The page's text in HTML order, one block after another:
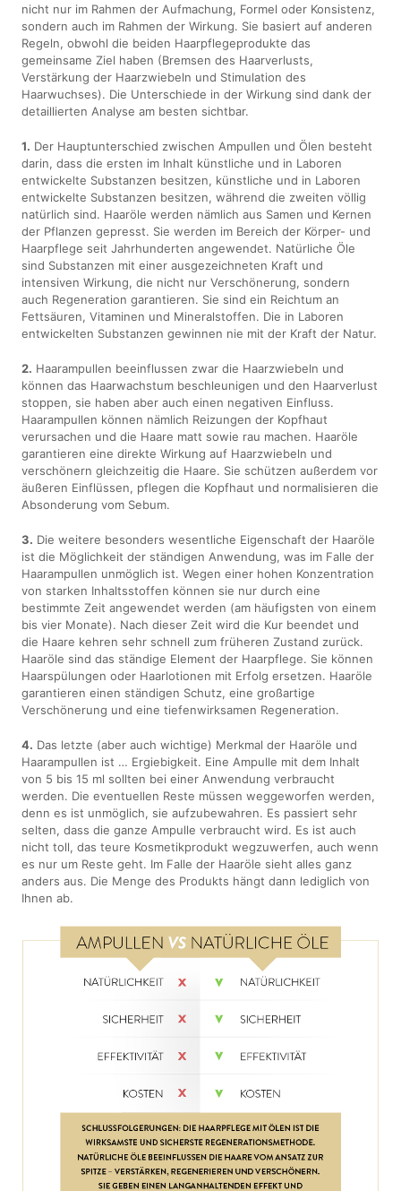
nicht nur im Rahmen der Aufmachung, Formel oder Konsistenz,
sondern auch im Rahmen der Wirkung. Sie basiert auf anderen
Regeln, obwohl die beiden Haarpflegeprodukte das
gemeinsame Ziel haben (Bremsen des Haarverlusts,
Verstärkung der Haarzwiebeln und Stimulation des
Haarwuchses). Die Unterschiede in der Wirkung sind dank der
detaillierten Analyse am besten sichtbar.
1. Der Hauptunterschied zwischen Ampullen und Ölen besteht
darin, dass die ersten im Inhalt künstliche und in Laboren
entwickelte Substanzen besitzen, künstliche und in Laboren
entwickelte Substanzen besitzen, während die zweiten völlig
natürlich sind. Haaröle werden nämlich aus Samen und Kernen
der Pflanzen gepresst. Sie werden im Bereich der Körper- und
Haarpflege seit Jahrhunderten angewendet. Natürliche Öle
sind Substanzen mit einer ausgezeichneten Kraft und
intensiven Wirkung, die nicht nur Verschönerung, sondern
auch Regeneration garantieren. Sie sind ein Reichtum an
Fettsäuren, Vitaminen und Mineralstoffen. Die in Laboren
entwickelten Substanzen gewinnen nie mit der Kraft der Natur.
2. Haarampullen beeinflussen zwar die Haarzwiebeln und
können das Haarwachstum beschleunigen und den Haarverlust
stoppen, sie haben aber auch einen negativen Einfluss.
Haarampullen können nämlich Reizungen der Kopfhaut
verursachen und die Haare matt sowie rau machen. Haaröle
garantieren eine direkte Wirkung auf Haarzwiebeln und
verschönern gleichzeitig die Haare. Sie schützen außerdem vor
äußeren Einflüssen, pflegen die Kopfhaut und normalisieren die
Absonderung vom Sebum.
3. Die weitere besonders wesentliche Eigenschaft der Haaröle
ist die Möglichkeit der ständigen Anwendung, was im Falle der
Haarampullen unmöglich ist. Wegen einer hohen Konzentration
von starken Inhaltsstoffen können sie nur durch eine
bestimmte Zeit angewendet werden (am häufigsten von einem
bis vier Monate). Nach dieser Zeit wird die Kur beendet und
die Haare kehren sehr schnell zum früheren Zustand zurück.
Haaröle sind das ständige Element der Haarpflege. Sie können
Haarspülungen oder Haarlotionen mit Erfolg ersetzen. Haaröle
garantieren einen ständigen Schutz, eine großartige
Verschönerung und eine tiefenwirksamen Regeneration.
4. Das letzte (aber auch wichtige) Merkmal der Haaröle und
Haarampullen ist … Ergiebigkeit. Eine Ampulle mit dem Inhalt
von 5 bis 15 ml sollten bei einer Anwendung verbraucht
werden. Die eventuellen Reste müssen weggeworfen werden,
denn es ist unmöglich, sie aufzubewahren. Es passiert sehr
selten, dass die ganze Ampulle verbraucht wird. Es ist auch
nicht toll, das teure Kosmetikprodukt wegzuwerfen, auch wenn
es nur um Reste geht. Im Falle der Haaröle sieht alles ganz
anders aus. Die Menge des Produkts hängt dann lediglich von
Ihnen ab.